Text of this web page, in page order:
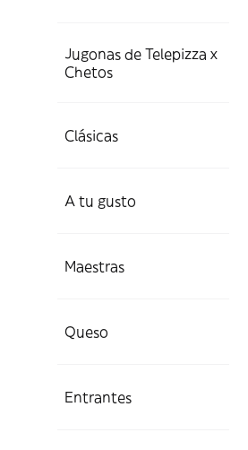
Jugonas de Telepizza x
Chetos
Clásicas
A tu gusto
Maestras
Queso
Entrantes